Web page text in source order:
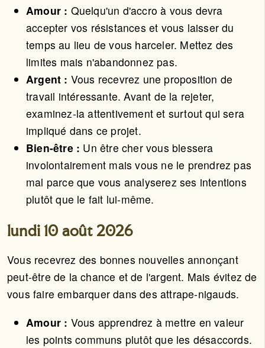
Amour : Quelqu'un d'accro à vous devra
accepter vos résistances et vous laisser du
temps au lieu de vous harceler. Mettez des
limites mais n'abandonnez pas.
Argent : Vous recevrez une proposition de
travail intéressante. Avant de la rejeter,
examinez-la attentivement et surtout qui sera
impliqué dans ce projet.
Bien-être : Un être cher vous blessera
involontairement mais vous ne le prendrez pas
mal parce que vous analyserez ses intentions
plutôt que le fait lui-même.
lundi 10 août 2026
Vous recevrez des bonnes nouvelles annonçant
peut-être de la chance et de l'argent. Mais évitez de
vous faire embarquer dans des attrape-nigauds.
Amour : Vous apprendrez à mettre en valeur
les points communs plutôt que les désaccords.